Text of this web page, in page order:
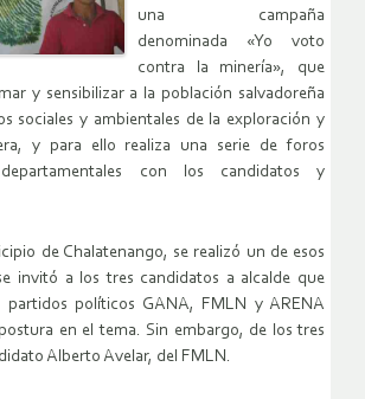
una campaña
denominada «Yo voto
contra la minería», que
y sensibilizar a la población salvadoreña
sociales y ambientales de la exploración y
y para ello realiza una serie de foros
con los candidatos y
de Chalatenango, se realizó un de esos
invitó a los tres candidatos a alcalde que
partidos políticos GANA, FMLN y ARENA
en el tema. Sin embargo, de los tres
Alberto Avelar, del FMLN.